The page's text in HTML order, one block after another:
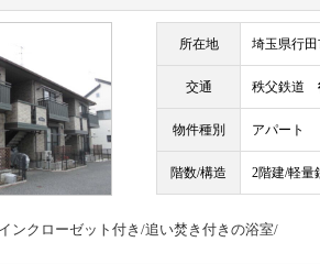
所在地 埼玉県行
交通 秩父鉄道
物件種別 アパート
階数/構造 2階建/軽量
ンクローゼット付き/追い焚き付きの浴室/